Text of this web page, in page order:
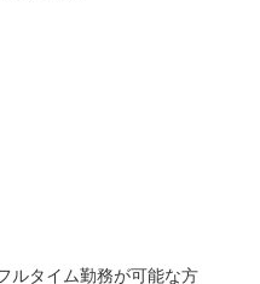
ルタイム勤務が可能な方